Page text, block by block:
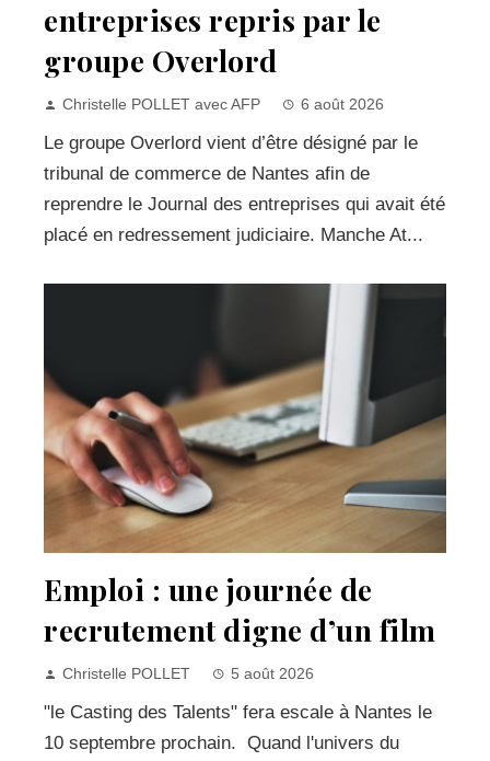
entreprises repris par le
groupe Overlord
Christelle POLLET avec AFP 6 août 2026
Le groupe Overlord vient d’être désigné par le
tribunal de commerce de Nantes afin de
reprendre le Journal des entreprises qui avait été
placé en redressement judiciaire. Manche At...
Emploi : une journée de
recrutement digne d’un film
Christelle POLLET 5 août 2026
"le Casting des Talents" fera escale à Nantes le
10 septembre prochain. Quand l'univers du